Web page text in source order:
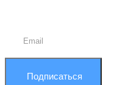
Подписаться